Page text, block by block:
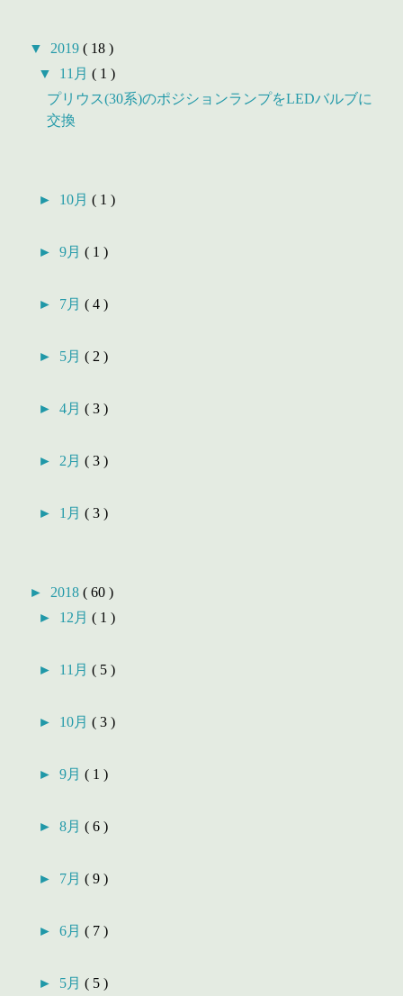
▼ 2019( 18 )
▼ 11月( 1 )
プリウス(30系)のポジションランプをLEDバルブに
交換
► 10月( 1 )
►9月( 1 )
► 7月( 4 )
► 5月( 2 )
►4月( 3 )
► 2月( 3 )
► 1月( 3 )
► 2018( 60 )
► 12月( 1 )
► 11月( 5 )
► 10月( 3 )
►9月( 1 )
►8月( 6 )
► 7月( 9 )
►6月( 7 )
► 5月( 5 )